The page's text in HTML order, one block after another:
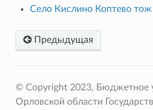
Село Кислино Коптево тож
Предыдущая
© Copyright 2023, Бюджетное
Орловской области